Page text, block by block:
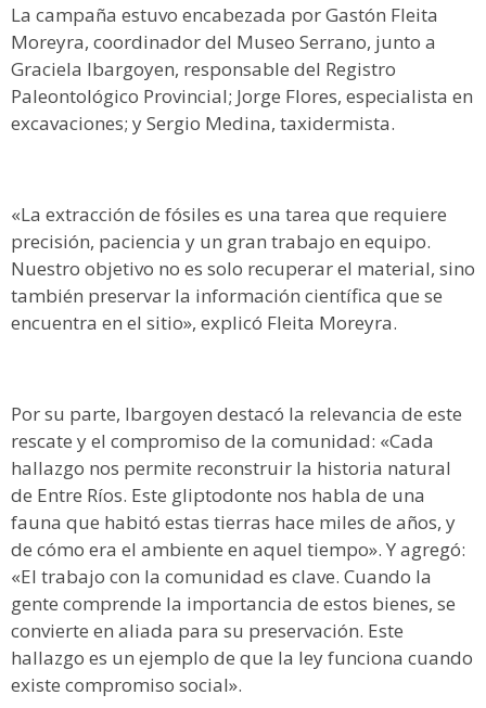
La campaña estuvo encabezada por Gastón Fleita
Moreyra, coordinador del Museo Serrano, junto a
Graciela Ibargoyen, responsable del Registro
Paleontológico Provincial; Jorge Flores, especialista en
excavaciones; y Sergio Medina, taxidermista.
«La extracción de fósiles es una tarea que requiere
precisión, paciencia y un gran trabajo en equipo.
Nuestro objetivo no es solo recuperar el material, sino
también preservar la información científica que se
encuentra en el sitio», explicó Fleita Moreyra.
Por su parte, Ibargoyen destacó la relevancia de este
rescate y el compromiso de la comunidad: «Cada
hallazgo nos permite reconstruir la historia natural
de Entre Ríos. Este gliptodonte nos habla de una
fauna que habitó estas tierras hace miles de años, y
de cómo era el ambiente en aquel tiempo». Y agregó:
«El trabajo con la comunidad es clave. Cuando la
gente comprende la importancia de estos bienes, se
convierte en aliada para su preservación. Este
hallazgo es un ejemplo de que la ley funciona cuando
existe compromiso social».